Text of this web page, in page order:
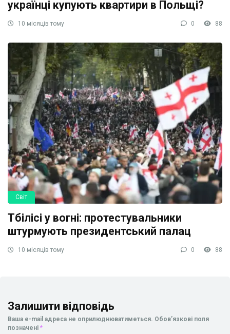
українці купують квартири в Польщі?
10 місяців тому 0 88
Світ
Тбілісі у вогні: протестувальники
штурмують президентський палац
10 місяців тому 0 88
Залишити відповідь
Ваша e-mail адреса не оприлюднюватиметься. Обов’язкові поля
позначені *